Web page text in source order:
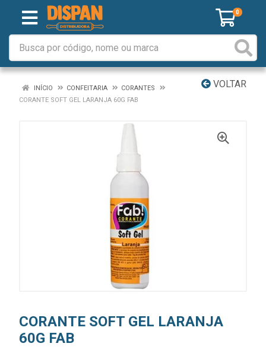
0
VOLTAR
INÍCIO CONFEITARIA
CORANTES
CORANTE SOFT GEL LARANJA 60G FAB
CORANTE SOFT GEL LARANJA
60G FAB